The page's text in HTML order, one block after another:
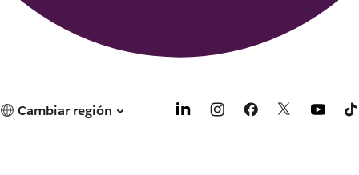
Cambiar región